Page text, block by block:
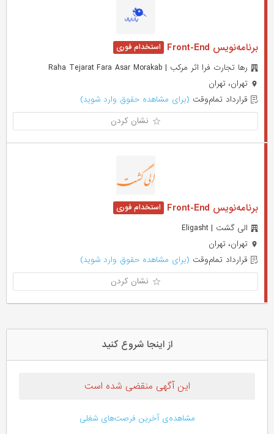
برنامه‌نویس Front-End
رها تجارت فرا اثر مرکب | Raha Tejarat Fara Asar Morakab
تهران، تهران
قرارداد تمام‌وقت (برای مشاهده حقوق وارد شوید)
نشان کردن
برنامه‌نویس Front-End
الی گشت | Eligasht
تهران، تهران
قرارداد تمام‌وقت (برای مشاهده حقوق وارد شوید)
نشان کردن
از اینجا شروع کنید
این آگهی منقضی شده است
مشاهده‌ی آخرین فرصت‌های شغلی